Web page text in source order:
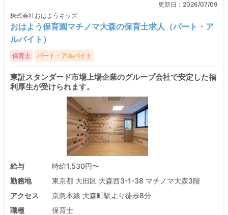
更新日： 2026/07/09
株式会社おはようキッズ
おはよう保育園マチノマ大森の保育士求人（パート・ア
ルバイト）
保育士 パート・アルバイト
東証スタンダード市場上場企業のグループ会社で安定した福
利厚生が受けられます。
給与
時給1,530円〜
勤務地
東京都 大田区 大森西3-1-38 マチノマ大森3階
アクセス
京急本線 大森町駅より徒歩8分
職種
保育士